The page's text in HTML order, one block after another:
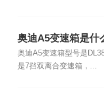
奥迪A5变速箱是什
奥迪A5变速箱型号是
是7挡双离合变速箱，...